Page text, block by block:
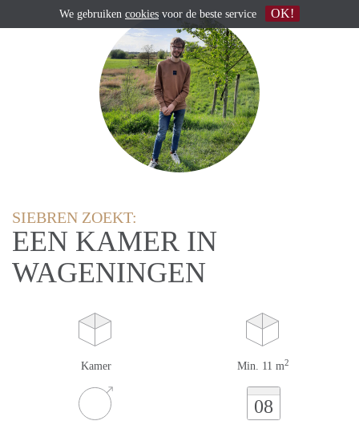
SIEBREN ZOEKT:
EEN KAMER IN
WAGENINGEN
Kamer Min. 11 m2
08
We gebruiken cookies voor de beste service OK!